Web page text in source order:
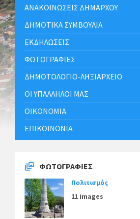
ΑΝΑΚΟΙΝΩΣΕΙΣ ΔΗΜΑΡΧΟΥ
ΔΗΜΟΤΙΚΆ ΣΥΜΒΟΎΛΙΑ
ΕΚΔΗΛΏΣΕΙΣ
ΦΩΤΟΓΡΑΦΊΕΣ
ΔΗΜΟΤΟΛΌΓΙΟ-ΛΗΞΙΑΡΧΕΊΟ
ΟΙ ΥΠΆΛΛΗΛΟΙ ΜΑΣ
ΟΙΚΟΝΟΜΊΑ
ΕΠΙΚΟΙΝΩΝΊΑ
ΦΩΤΟΓΡΑΦΊΕΣ
Πολιτισμός
11 images